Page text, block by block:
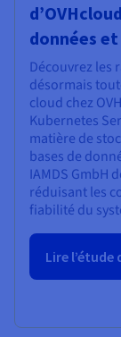
données
Découvrez les
désormais
cloud chez
Kubernetes
matière de
bases de
IAMDS GmbH
réduisant les
fiabilité du
Lire l’étude